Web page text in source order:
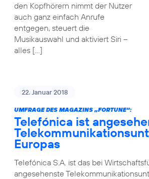
den Kopfhörern nimmt der Nutzer
auch ganz einfach Anrufe
entgegen, steuert die
Musikauswahl und aktiviert Siri –
alles […]
22. Januar 2018
UMFRAGE DES MAGAZINS „FORTUNE“:
Telefónica ist
Europas
Telefónica S.A. ist das bei
angesehenste